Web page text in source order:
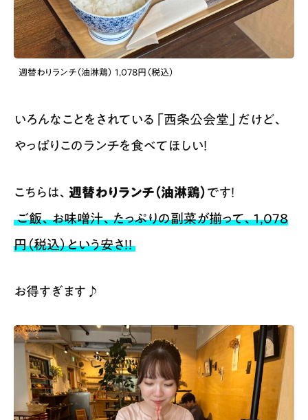
週替わりランチ（油淋鶏） 1,078円（税込）
いろんなことをされている「西条公会堂」だけど、
やっぱりこのランチを食べてほしい！
こちらは、 週替わりランチ（油淋鶏） です！
ご飯、お味噌汁、たっぷりの副菜が揃って、1,078
円（税込）という安さ！！
お得すぎます♪